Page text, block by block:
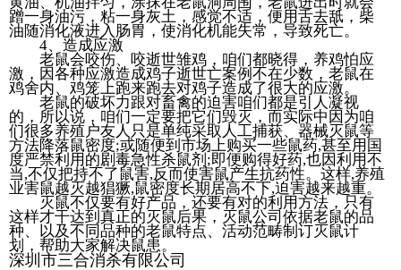
蹭一身油污，粘一身灰土，感觉不适，便用舌去舐，柴
油随消化液进入肠胃，使消化机能失常，导致死亡。
4、造成应激
老鼠会咬伤、咬逝世雏鸡，咱们都晓得，养鸡怕应
激，因各种应激造成鸡子逝世亡案例不在少数，老鼠在
鸡舍内、鸡笼上跑来跑去对鸡子造成了很大的应激。
老鼠的破坏力跟对畜禽的迫害咱们都是引人凝视
的，所以说，咱们一定要把它们毁灭，而实际中因为咱
们很多养殖户友人只是单纯采取人工捕获、器械灭鼠等
方法降落鼠密度;或随便到市场上购买一些鼠药,甚至用国
度严禁利用的剧毒急性杀鼠剂;即便购得好药,也因利用不
当,不仅把持不了鼠害,反而使害鼠产生抗药性。这样,养殖
业害鼠越灭越猖獗,鼠密度长期居高不下,迫害越来越重。
灭鼠不仅要有好产品，还要有对的利用方法，只有
这样才干达到真正的灭鼠后果，灭鼠公司依据老鼠的品
种、以及不同品种的老鼠特点、活动范畴制订灭鼠计
划，帮助大家解决鼠患。
深圳市三合消杀有限公司